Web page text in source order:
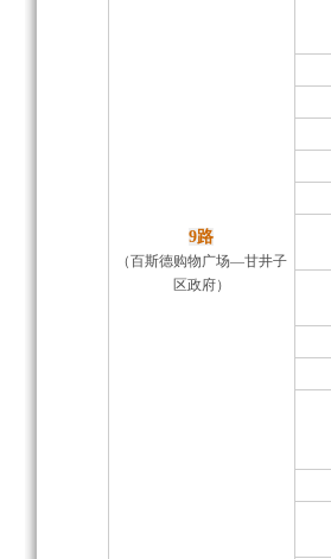
9路
（百斯德购物广场—甘井子
区政府）